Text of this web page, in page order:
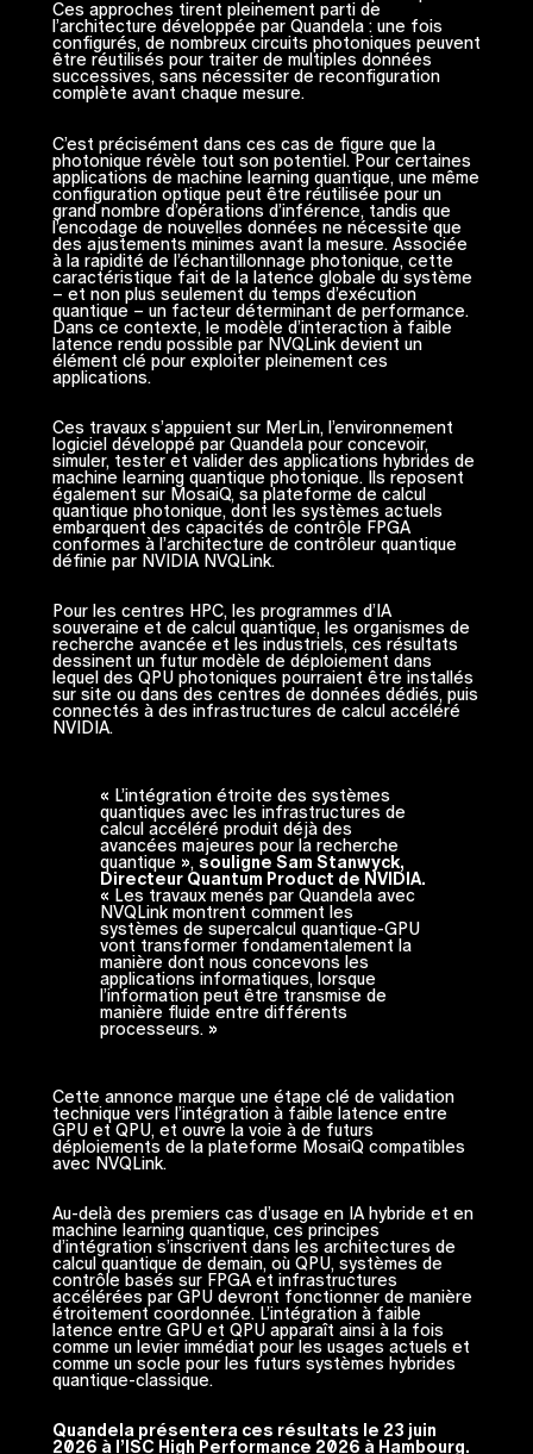
Ces approches tirent pleinement parti de
l’architecture développée par Quandela : une fois
configurés, de nombreux circuits photoniques peuvent
être réutilisés pour traiter de multiples données
successives, sans nécessiter de reconfiguration
complète avant chaque mesure.
C’est précisément dans ces cas de figure que la
photonique révèle tout son potentiel. Pour certaines
applications de machine learning quantique, une même
configuration optique peut être réutilisée pour un
grand nombre d’opérations d’inférence, tandis que
l’encodage de nouvelles données ne nécessite que
des ajustements minimes avant la mesure. Associée
à la rapidité de l’échantillonnage photonique, cette
caractéristique fait de la latence globale du système
– et non plus seulement du temps d’exécution
quantique – un facteur déterminant de performance.
Dans ce contexte, le modèle d’interaction à faible
latence rendu possible par NVQLink devient un
élément clé pour exploiter pleinement ces
applications.
Ces travaux s’appuient sur MerLin, l’environnement
logiciel développé par Quandela pour concevoir,
simuler, tester et valider des applications hybrides de
machine learning quantique photonique. Ils reposent
également sur MosaiQ, sa plateforme de calcul
quantique photonique, dont les systèmes actuels
embarquent des capacités de contrôle FPGA
conformes à l’architecture de contrôleur quantique
définie par NVIDIA NVQLink.
Pour les centres HPC, les programmes d’IA
souveraine et de calcul quantique, les organismes de
recherche avancée et les industriels, ces résultats
dessinent un futur modèle de déploiement dans
lequel des QPU photoniques pourraient être installés
sur site ou dans des centres de données dédiés, puis
connectés à des infrastructures de calcul accéléré
NVIDIA.
« L’intégration étroite des systèmes
quantiques avec les infrastructures de
calcul accéléré produit déjà des
avancées majeures pour la recherche
quantique », souligne Sam Stanwyck,
Directeur Quantum Product de NVIDIA.
« Les travaux menés par Quandela avec
NVQLink montrent comment les
systèmes de supercalcul quantique-GPU
vont transformer fondamentalement la
manière dont nous concevons les
applications informatiques, lorsque
l’information peut être transmise de
manière fluide entre différents
processeurs. »
Cette annonce marque une étape clé de validation
technique vers l’intégration à faible latence entre
GPU et QPU, et ouvre la voie à de futurs
déploiements de la plateforme MosaiQ compatibles
avec NVQLink.
Au-delà des premiers cas d’usage en IA hybride et en
machine learning quantique, ces principes
d’intégration s’inscrivent dans les architectures de
calcul quantique de demain, où QPU, systèmes de
contrôle basés sur FPGA et infrastructures
accélérées par GPU devront fonctionner de manière
étroitement coordonnée. L’intégration à faible
latence entre GPU et QPU apparaît ainsi à la fois
comme un levier immédiat pour les usages actuels et
comme un socle pour les futurs systèmes hybrides
quantique-classique.
Quandela présentera ces résultats le 23 juin
2026 à l’ISC High Performance 2026 à Hambourg.